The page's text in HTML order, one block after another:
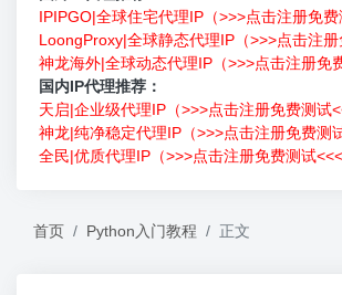
IPIPGO|全球住宅代理IP（>>>点击注册免费
LoongProxy|全球静态代理IP（>>>点击注册
神龙海外|全球动态代理IP（>>>点击注册免
国内IP代理推荐：
天启|企业级代理IP（>>>点击注册免费测试
神龙|纯净稳定代理IP（>>>点击注册免费测
全民|优质代理IP（>>>点击注册免费测试<<<
首页 Python入门教程 正文